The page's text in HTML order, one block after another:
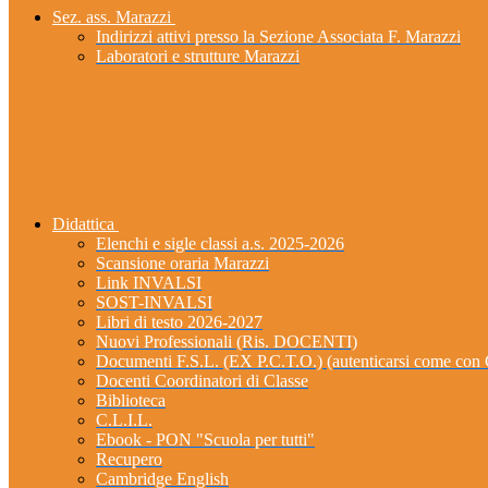
Sez. ass. Marazzi
Indirizzi attivi presso la Sezione Associata F. Marazzi
Laboratori e strutture Marazzi
Didattica
Elenchi e sigle classi a.s. 2025-2026
Scansione oraria Marazzi
Link INVALSI
SOST-INVALSI
Libri di testo 2026-2027
Nuovi Professionali (Ris. DOCENTI)
Documenti F.S.L. (EX P.C.T.O.) (autenticarsi come
Docenti Coordinatori di Classe
Biblioteca
C.L.I.L.
Ebook - PON "Scuola per tutti"
Recupero
Cambridge English